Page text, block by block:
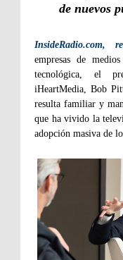
de nuevos
InsideRadio.com,
empresas de
tecnológica, el
iHeartMedia, Bob
resulta familiar y
que ha vivido la
adopción masiva de